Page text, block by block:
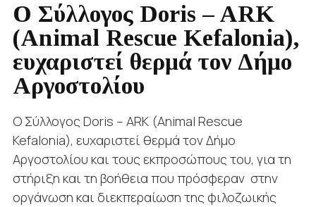
Ο Σύλλογος Doris – ARK
(Animal Rescue Kefalonia),
ευχαριστεί θερμά τον Δήμο
Αργοστολίου
Ο Σύλλογος Doris – ARK (Animal Rescue
Kefalonia), ευχαριστεί θερμά τον Δήμο
Αργοστολίου και τους εκπροσώπους του, για τη
στήριξη και τη βοήθεια που πρόσφεραν στην
οργάνωση και διεκπεραίωση της φιλοζωικής